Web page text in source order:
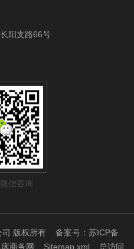
阳支路66号
信咨询
司 版权所有备案号：苏ICP备
商务网 Sitemap.xml 总访问